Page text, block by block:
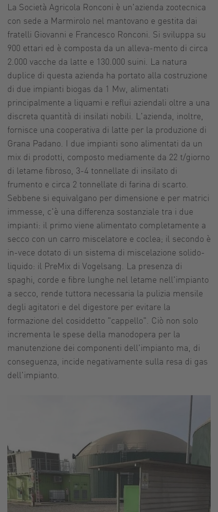
La Società Agricola Ronconi è un'azienda zootecnica
con sede a Marmirolo nel mantovano e gestita dai
fratelli Giovanni e Francesco Ronconi. Si sviluppa su
900 ettari ed è composta da un alleva-mento di circa
2.000 vacche da latte e 130.000 suini. La natura
duplice di questa azienda ha portato alla costruzione
di due impianti biogas da 1 Mw, alimentati
principalmente a liquami e reflui aziendali oltre a una
discreta quantità di insilati nobili. L'azienda, inoltre,
fornisce una cooperativa di latte per la produzione di
Grana Padano. I due impianti sono alimentati da un
mix di prodotti, composto mediamente da 22 t/giorno
di letame fibroso, 3-4 tonnellate di insilato di
frumento e circa 2 tonnellate di farina di scarto.
Sebbene si equivalgano per dimensione e per matrici
immesse, c'è una differenza sostanziale tra i due
impianti: il primo viene alimentato completamente a
secco con un carro miscelatore e coclea; il secondo è
in-vece dotato di un sistema di miscelazione solido-
liquido: il PreMix di Vogelsang. La presenza di
spaghi, corde e fibre lunghe nel letame nell'impianto
a secco, rende tuttora necessaria la pulizia mensile
degli agitatori e del digestore per evitare la
formazione del cosiddetto "cappello". Ciò non solo
incrementa le spese della manodopera per la
manutenzione dei componenti dell'impianto ma, di
conseguenza, incide negativamente sulla resa di gas
dell'impianto.